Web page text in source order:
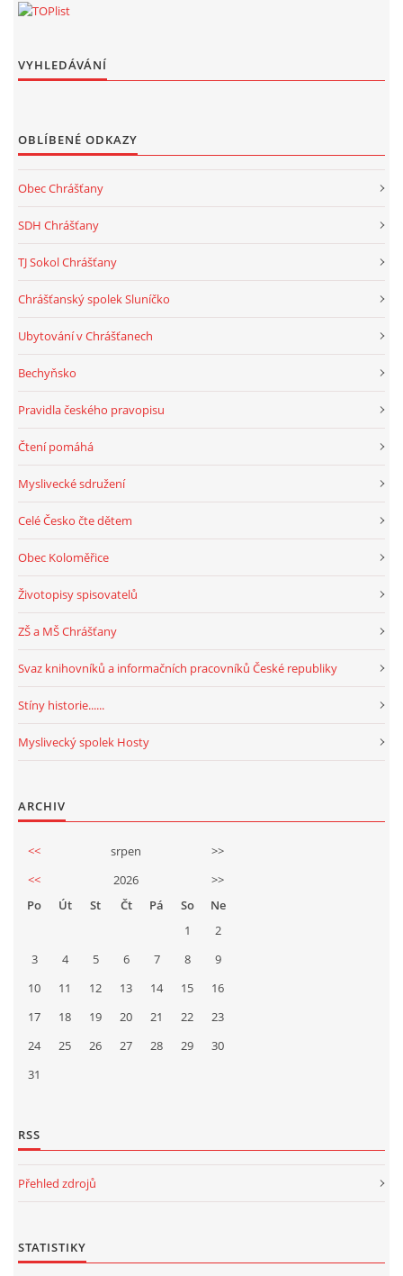
VYHLEDÁVÁNÍ
OBLÍBENÉ ODKAZY
Obec Chrášťany
SDH Chrášťany
TJ Sokol Chrášťany
Chrášťanský spolek Sluníčko
Ubytování v Chrášťanech
Bechyňsko
Pravidla českého pravopisu
Čtení pomáhá
Myslivecké sdružení
Celé Česko čte dětem
Obec Koloměřice
Životopisy spisovatelů
ZŠ a MŠ Chrášťany
Svaz knihovníků a informačních pracovníků České republiky
Stíny historie......
Myslivecký spolek Hosty
ARCHIV
<< srpen
>>
<<
2026
>>
Po
Út St Čt Pá So
Ne
1
2
3
4 5 6 7 8
9
10
11 12 13 14 15
16
17
18 19 20 21 22
23
24
25 26 27 28 29
30
31
RSS
Přehled zdrojů
STATISTIKY